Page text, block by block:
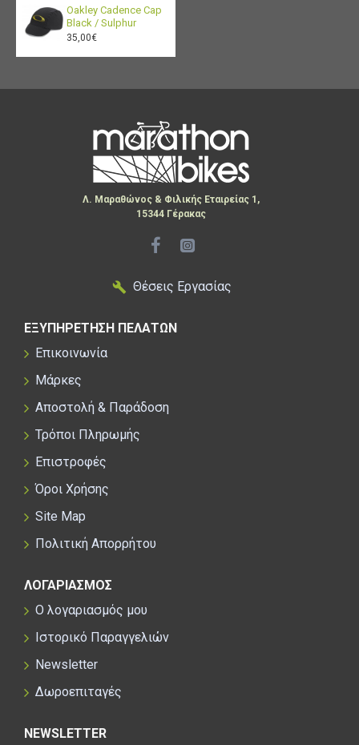
Oakley Cadence Cap
Black / Sulphur
35,00€
Λ. Μαραθώνος & Φιλικής Εταιρείας 1,
15344 Γέρακας
Θέσεις Εργασίας
ΕΞΥΠΗΡΕΤΗΣΗ ΠΕΛΑΤΩΝ
Επικοινωνία
Μάρκες
Αποστολή & Παράδοση
Τρόποι Πληρωμής
Επιστροφές
Όροι Χρήσης
Site Map
Πολιτική Απορρήτου
ΛΟΓΑΡΙΑΣΜΟΣ
Ο λογαριασμός μου
Ιστορικό Παραγγελιών
Newsletter
Δωροεπιταγές
NEWSLETTER